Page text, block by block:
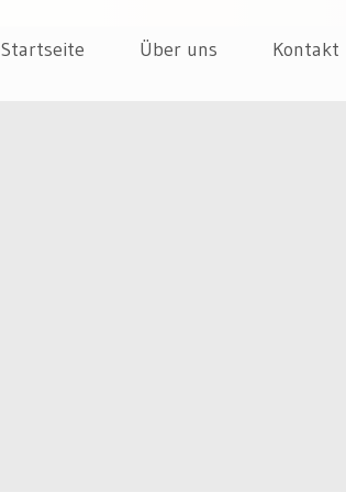
to
Startseite Über uns Kontakt